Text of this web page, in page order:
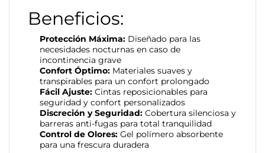
Beneficios:
Protección Máxima: Diseñado para las
necesidades nocturnas en caso de
incontinencia grave
Confort Óptimo: Materiales suaves y
transpirables para un confort prolongado
Fácil Ajuste: Cintas reposicionables para
seguridad y confort personalizados
Discreción y Seguridad: Cobertura silenciosa y
barreras anti-fugas para total tranquilidad
Control de Olores: Gel polímero absorbente
para una frescura duradera